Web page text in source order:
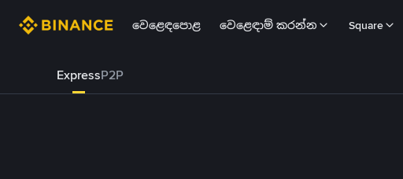
වෙළෙඳපොළ වෙළෙඳාම් කරන්න Square
ExpressP2P